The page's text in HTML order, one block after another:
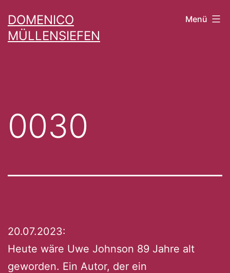
Inhalt
springen
DOMENICO
MÜLLENSIEFEN
Menü
0030
20.07.2023:
Heute wäre Uwe Johnson 89 Jahre alt
geworden. Ein Autor, der ein